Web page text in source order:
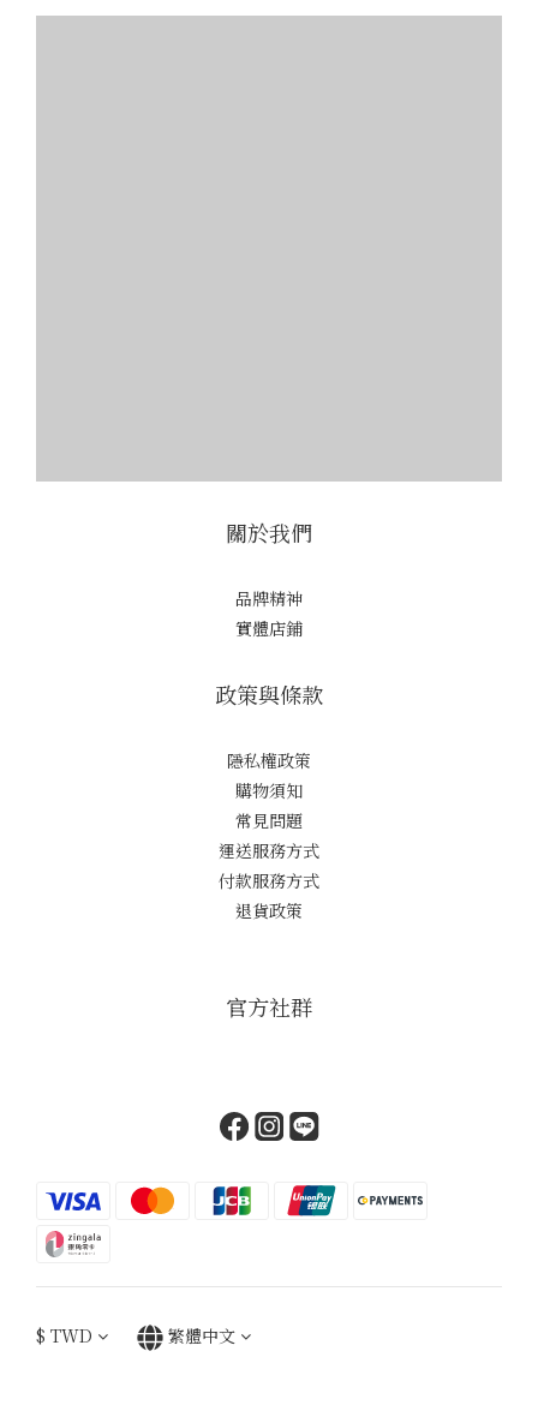
關於我們
品牌精神
實體店鋪
政策與條款
隱私權政策
購物須知
常見問題
運送服務方式
付款服務方式
退貨政策
官方社群
$ TWD 繁體中文